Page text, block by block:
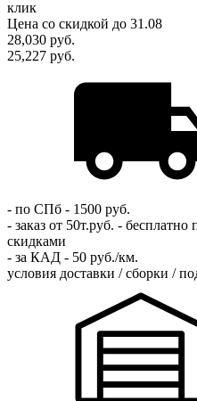
клик
Цена со скидкой до 31.08
28,030 руб.
25,227 руб.
- по СПб - 1500 руб.
- заказ от 50т.руб. -
скидками
- за КАД - 50 руб./км.
условия доставки / сборки /